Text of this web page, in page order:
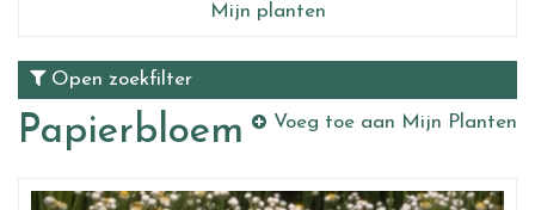
Mijn planten
Open zoekfilter
Papierbloem Voeg toe aan Mijn Planten